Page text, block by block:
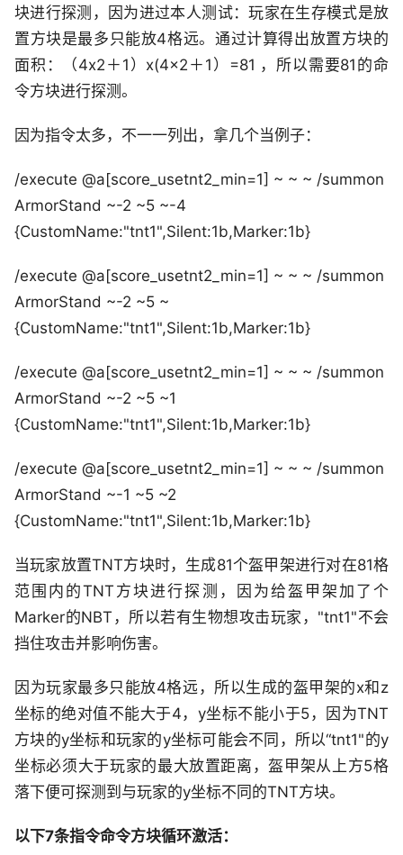
块进行探测，因为进过本人测试：玩家在生存模式是放
置方块是最多只能放4格远。通过计算得出放置方块的
面积：（4x2＋1）x(4x2＋1）=81 ，所以需要81的命
令方块进行探测。
因为指令太多，不一一列出，拿几个当例子：
/execute @a[score_usetnt2_min=1] ~ ~ ~ /summon
ArmorStand ~-2 ~5 ~-4
{CustomName:"tnt1",Silent:1b,Marker:1b}
/execute @a[score_usetnt2_min=1] ~ ~ ~ /summon
ArmorStand ~-2 ~5 ~
{CustomName:"tnt1",Silent:1b,Marker:1b}
/execute @a[score_usetnt2_min=1] ~ ~ ~ /summon
ArmorStand ~-2 ~5 ~1
{CustomName:"tnt1",Silent:1b,Marker:1b}
/execute @a[score_usetnt2_min=1] ~ ~ ~ /summon
ArmorStand ~-1 ~5 ~2
{CustomName:"tnt1",Silent:1b,Marker:1b}
当玩家放置TNT方块时，生成81个盔甲架进行对在81格
范围内的TNT方块进行探测，因为给盔甲架加了个
Marker的NBT，所以若有生物想攻击玩家，"tnt1"不会
挡住攻击并影响伤害。
因为玩家最多只能放4格远，所以生成的盔甲架的x和z
坐标的绝对值不能大于4，y坐标不能小于5，因为TNT
方块的y坐标和玩家的y坐标可能会不同，所以“tnt1"的y
坐标必须大于玩家的最大放置距离，盔甲架从上方5格
落下便可探测到与玩家的y坐标不同的TNT方块。
以下7条指令命令方块循环激活：